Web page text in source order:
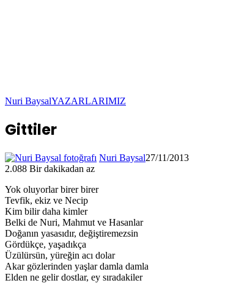
Nuri BaysalYAZARLARIMIZ
Gittiler
Nuri Baysal27/11/2013
2.088 Bir dakikadan az
Yok oluyorlar birer birer
Tevfik, ekiz ve Necip
Kim bilir daha kimler
Belki de Nuri, Mahmut ve Hasanlar
Doğanın yasasıdır, değiştiremezsin
Gördükçe, yaşadıkça
Üzülürsün, yüreğin acı dolar
Akar gözlerinden yaşlar damla damla
Elden ne gelir dostlar, ey sıradakiler